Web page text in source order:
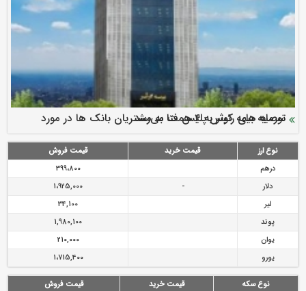
ارزش سهام عدالت بالا رفت
سرمایه بیمه کوثر به ۴ همت می‌رسد
نود ثانیه با فولاد سنگان
تقدیر دبیرکل سندیکای بیمه گران ایران از اقدامات مدیرعامل بیمه
رازی
توصیه های رئیس پلیس فتا به مشتریان بانک ها در مورد
پیشگیری از سرقت های مجازی
نوع ارز قیمت خرید
قیمت فروش
درهم
399،800
دلار
-
1،925,000
لیر
34,100
پوند
1,980,100
یوان
210,000
یورو
1،715,400
نوع سکه قیمت خرید
قیمت فروش